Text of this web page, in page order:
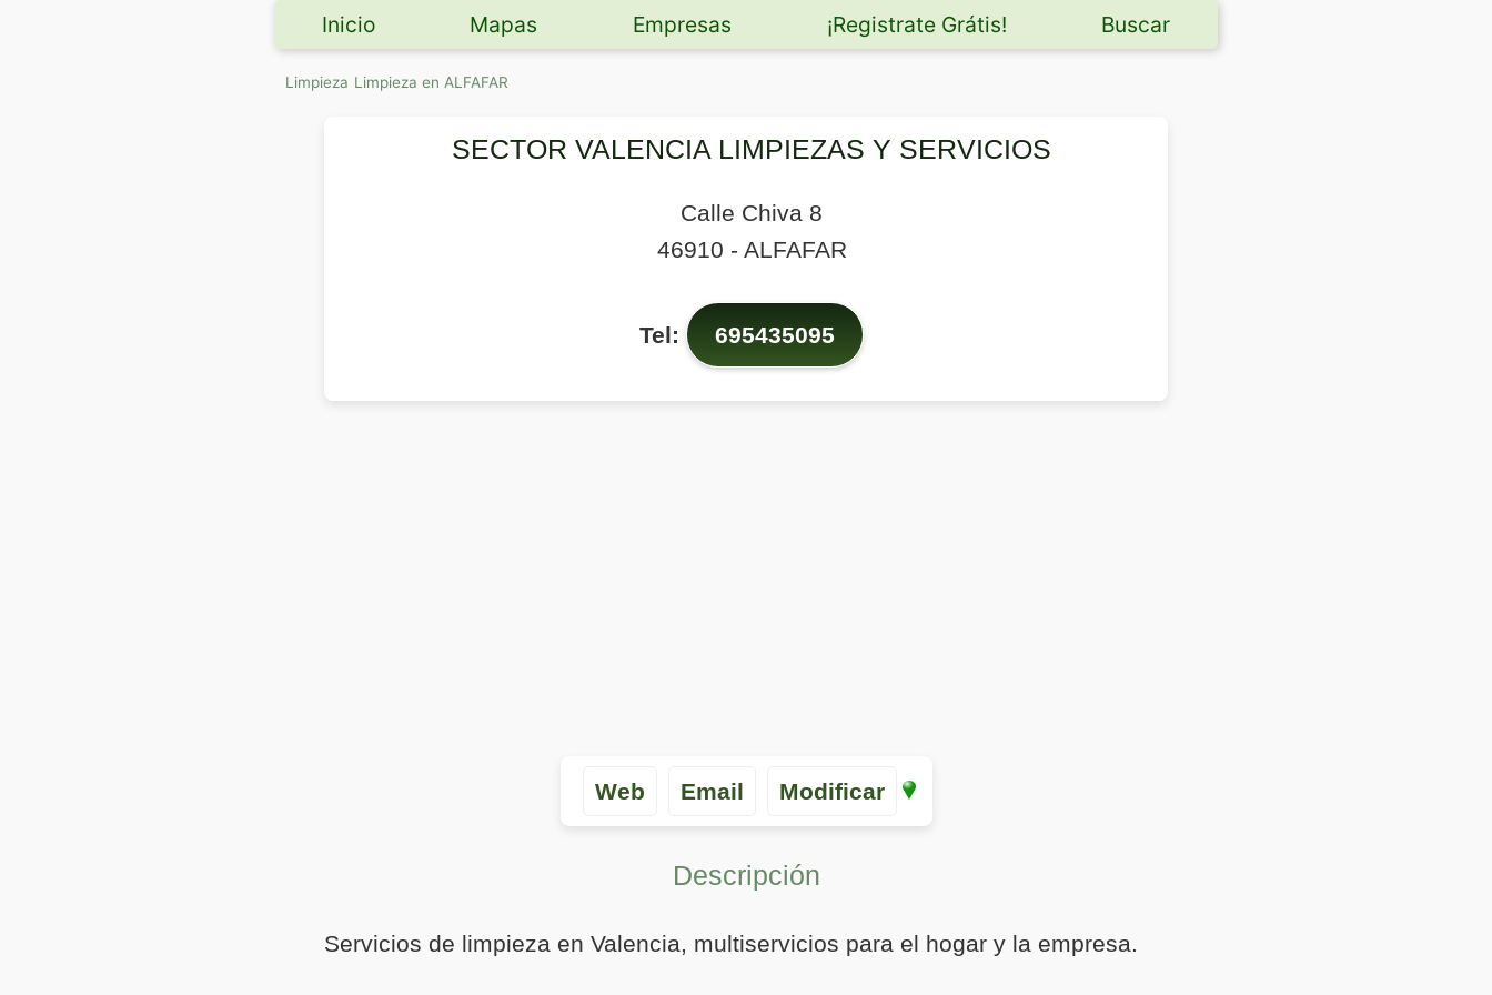
Inicio Mapas Empresas ¡Registrate Grátis! Buscar
Limpieza Limpieza en ALFAFAR
SECTOR VALENCIA LIMPIEZAS Y SERVICIOS
Calle Chiva 8
46910 - ALFAFAR
Tel: 695435095
Web Email Modificar
Descripción
Servicios de limpieza en Valencia, multiservicios para el hogar y la empresa.